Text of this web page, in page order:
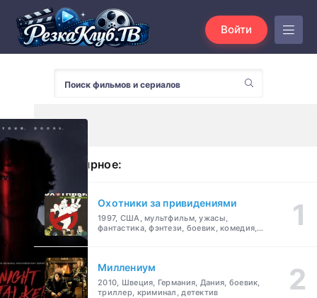
Войти
Популярное:
Охотники за привидениями
1997, США, мультфильм, ужасы,
фантастика, фэнтези, боевик, комедия,
Миллениум
2010, Швеция, Германия, Дания, боевик,
триллер, криминал, детектив